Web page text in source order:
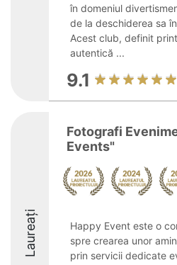
în domeniul
de la deschiderea sa
Acest club, definit
autentică ...
9.1
Laureați
Fotografi
Events"
Happy Event este o
spre crearea unor
prin servicii dedicate